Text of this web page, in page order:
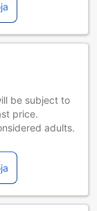
be subject to
price.
adults.
ei